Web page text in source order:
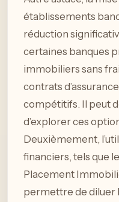
établissements
réduction
certaines banques
immobiliers sans
contrats
compétitifs. Il peut
d’explorer ces
Deuxièmement,
financiers, tels que
Placement
permettre de diluer